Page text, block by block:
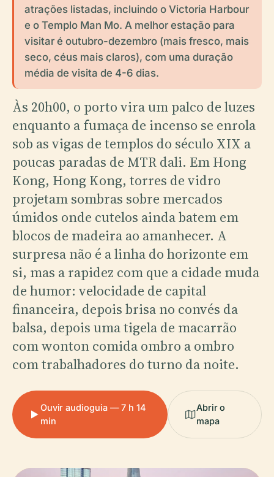
atrações listadas, incluindo o Victoria Harbour
e o Templo Man Mo. A melhor estação para
visitar é outubro-dezembro (mais fresco, mais
seco, céus mais claros), com uma duração
média de visita de 4-6 dias.
Às 20h00, o porto vira um palco de luzes
enquanto a fumaça de incenso se enrola
sob as vigas de templos do século XIX a
poucas paradas de MTR dali. Em Hong
Kong, Hong Kong, torres de vidro
projetam sombras sobre mercados
úmidos onde cutelos ainda batem em
blocos de madeira ao amanhecer. A
surpresa não é a linha do horizonte em
si, mas a rapidez com que a cidade muda
de humor: velocidade de capital
financeira, depois brisa no convés da
balsa, depois uma tigela de macarrão
com wonton comida ombro a ombro
com trabalhadores do turno da noite.
Ouvir audioguia — 7 h 14
min
Abrir o
mapa